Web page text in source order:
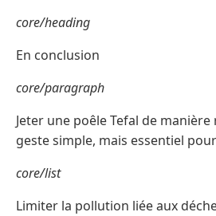
core/heading
En conclusion
core/paragraph
Jeter une poêle Tefal de
geste simple, mais essentiel
core/list
Limiter la pollution liée aux